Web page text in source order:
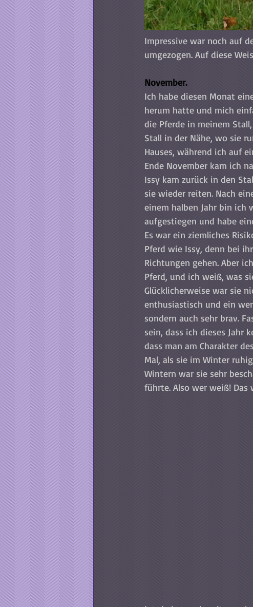
Impressive war noch auf
umgezogen. Auf diese
November.
Ich habe diesen Monat
herum hatte und mich
die Pferde in meinem
Stall in der Nähe, wo sie
Hauses, während ich auf
Ende November kam ich
Issy kam zurück in den
sie wieder reiten. Nach
einem halben Jahr bin ich
aufgestiegen und habe
Es war ein ziemliches
Pferd wie Issy, denn bei
Richtungen gehen. Aber
Pferd, und ich weiß, was
Glücklicherweise war sie
enthusiastisch und ein
sondern auch sehr brav.
sein, dass ich dieses Jahr
dass man am Charakter
Mal, als sie im Winter
Wintern war sie sehr
führte. Also wer weiß! Das